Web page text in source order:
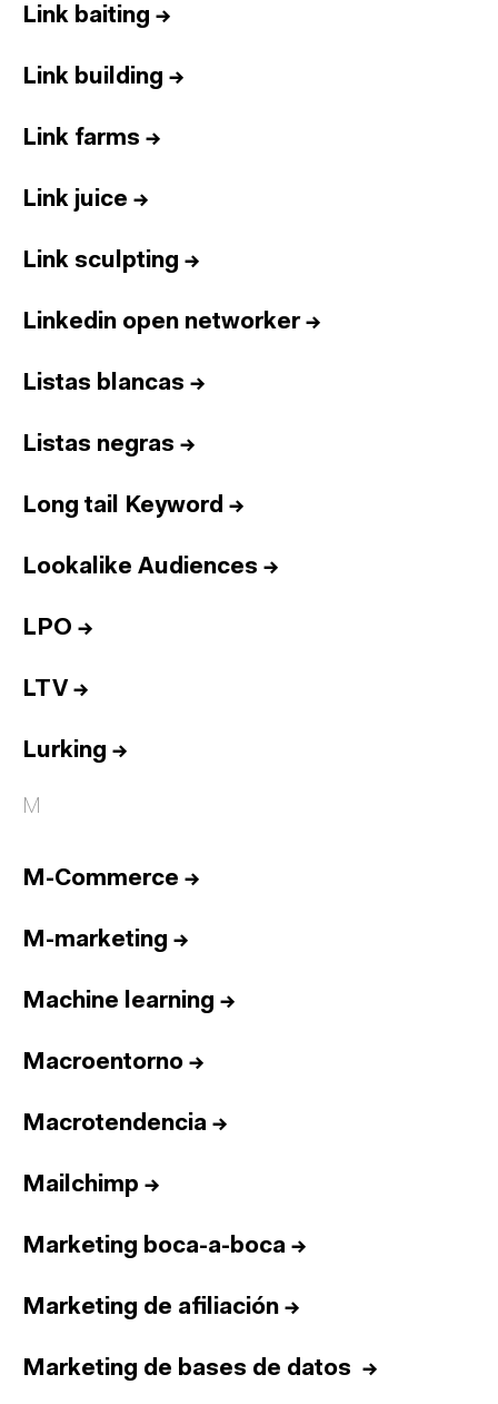
Link baiting →
Link building →
Link farms →
Link juice →
Link sculpting →
Linkedin open networker→
Listas blancas →
Listas negras →
Long tail Keyword →
Lookalike Audiences →
LPO →
LTV →
Lurking →
M
M-Commerce →
M-marketing →
Machine learning →
Macroentorno →
Macrotendencia →
Mailchimp →
Marketing boca-a-boca →
Marketing de afiliación →
Marketing de bases de datos →